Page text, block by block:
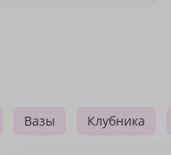
Вазы Клубника